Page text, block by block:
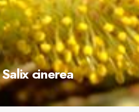
Salix cinerea